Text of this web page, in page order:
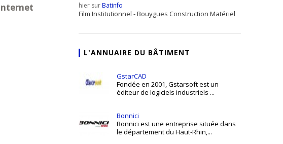
hier surBatinfo
Film Institutionnel - Bouygues Construction Matériel
L'ANNUAIRE DU BÂTIMENT
GstarCAD
Fondée en 2001, Gstarsoft est un
éditeur de logiciels industriels ...
Bonnici
Bonnici est une entreprise située dans
le département du Haut-Rhin,...